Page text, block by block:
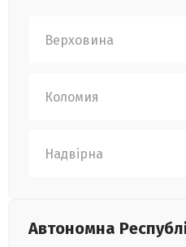
Верховина
Коломия
Надвірна
Автономна